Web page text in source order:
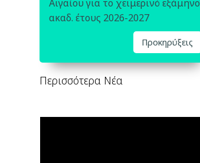
Αιγαίου για το χειμερινό εξάμηνο
ακαδ. έτους 2026-2027
Προκηρύξεις
Περισσότερα Νέα